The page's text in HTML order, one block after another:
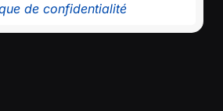
de confidentialité